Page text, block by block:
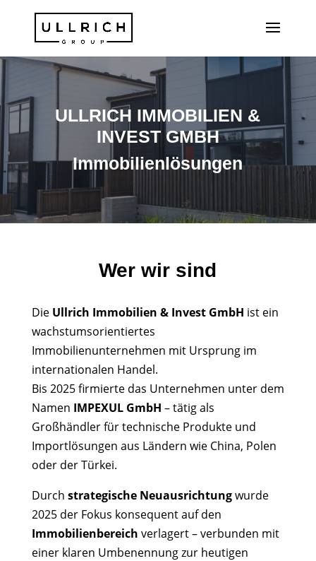
ULLRICH IMMOBILIEN &
INVEST GMBH
Immobilienlösungen
Wer wir sind
Die Ullrich Immobilien & Invest GmbH ist ein
wachstumsorientiertes
Immobilienunternehmen mit Ursprung im
internationalen Handel.
Bis 2025 firmierte das Unternehmen unter dem
Namen IMPEXUL GmbH – tätig als
Großhändler für technische Produkte und
Importlösungen aus Ländern wie China, Polen
oder der Türkei.
Durch strategische Neuausrichtungwurde
2025 der Fokus konsequent auf den
Immobilienbereich verlagert – verbunden mit
einer klaren Umbenennung zur heutigen